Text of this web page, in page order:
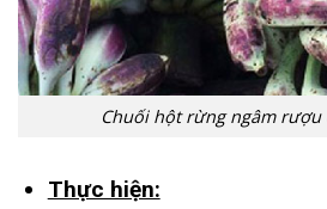
Chuối hột rừng ngâm rượu
Thực hiện: